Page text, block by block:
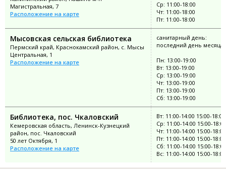
Магистральная, 7
Расположение на карте
Ср: 11:00-18:00
Чт: 11:00-18:00
Пт: 11:00-18:00
Мысовская сельская библиотека
Пермский край, Краснокамский район, с. Мысы
Центральная, 1
Расположение на карте
санитарный день:
последний день месяца
Пн: 13:00-19:00
Вт: 13:00-19:00
Ср: 13:00-19:00
Чт: 13:00-19:00
Пт: 13:00-19:00
Сб: 13:00-19:00
Библиотека, пос. Чкаловский
Кемеровская область, Ленинск-Кузнецкий
район, пос. Чкаловский
50 лет Октября, 1
Расположение на карте
Вт: 11:00-14:00 15:00-18:00
Ср: 11:00-14:00 15:00-18:00
Чт: 11:00-14:00 15:00-18:00
Пт: 11:00-14:00 15:00-18:00
Сб: 11:00-14:00 15:00-18:00
Вс: 11:00-14:00 15:00-18:00